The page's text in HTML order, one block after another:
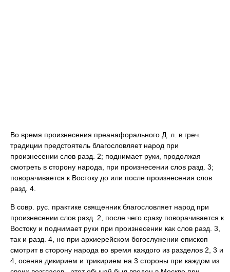
Во время произнесения преанафорального Д. л. в греч.
традиции предстоятель благословляет народ при
произнесении слов разд. 2; поднимает руки, продолжая
смотреть в сторону народа, при произнесении слов разд. 3;
поворачивается к Востоку до или после произнесения слов
разд. 4.
В совр. рус. практике священник благословляет народ при
произнесении слов разд. 2, после чего сразу поворачивается к
Востоку и поднимает руки при произнесении как слов разд. 3,
так и разд. 4, но при архиерейском богослужении епископ
смотрит в сторону народа во время каждого из разделов 2, 3 и
4, осеняя дикирием и трикирием на 3 стороны при каждом из